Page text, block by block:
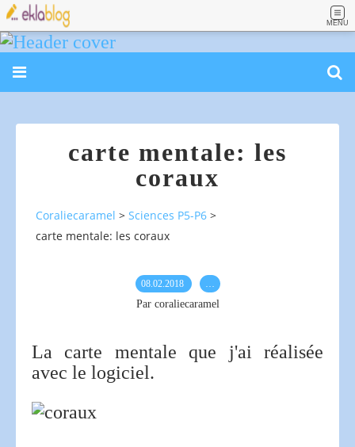
MENU
carte mentale: les
coraux
Coraliecaramel > Sciences P5-P6 >
carte mentale: les coraux
08.02.2018
Par coraliecaramel
La carte mentale que j'ai réalisée
avec le logiciel.